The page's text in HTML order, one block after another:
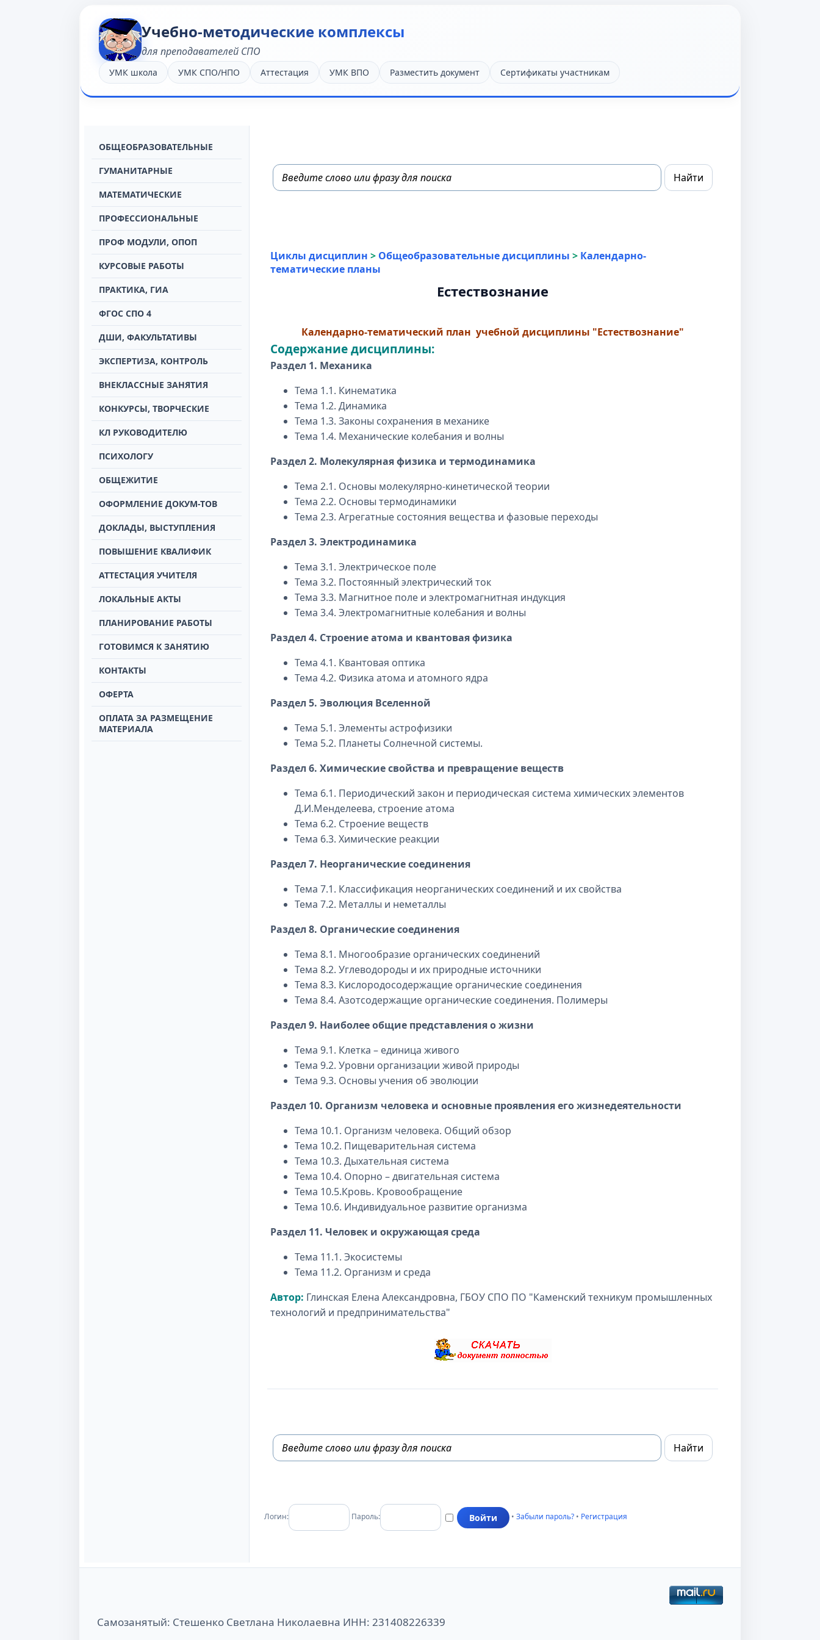
Учебно-методические комплексы
для преподавателей СПО
УМК школа УМК СПО/НПО Аттестация УМК ВПО Разместить документ Сертификаты участникам
OБЩЕОБРАЗОВАТЕЛЬНЫЕ
ГУМАНИТАРНЫЕ
МАТЕМАТИЧЕСКИЕ
ПРОФЕССИОНАЛЬНЫЕ
ПРОФ МОДУЛИ, ОПОП
КУРСОВЫЕ РАБОТЫ
ПРАКТИКА, ГИА
ФГОС СПО 4
ДШИ, ФАКУЛЬТАТИВЫ
ЭКСПЕРТИЗА, КОНТРОЛЬ
ВНЕКЛАССНЫЕ ЗАНЯТИЯ
КОНКУРСЫ, ТВОРЧЕСКИЕ
КЛ РУКОВОДИТЕЛЮ
ПСИХОЛОГУ
ОБЩЕЖИТИЕ
ОФОРМЛЕНИЕ ДОКУМ-ТОВ
ДОКЛАДЫ, ВЫСТУПЛЕНИЯ
ПОВЫШЕНИЕ КВАЛИФИК
АТТЕСТАЦИЯ УЧИТЕЛЯ
ЛОКАЛЬНЫЕ АКТЫ
ПЛАНИРОВАНИЕ РАБОТЫ
ГОТОВИМСЯ К ЗАНЯТИЮ
КОНТАКТЫ
ОФЕРТА
ОПЛАТА ЗА РАЗМЕЩЕНИЕ
МАТЕРИАЛА
Циклы дисциплин > Общеобразовательные дисциплины > Календарно-
тематические планы
Естествознание
Календарно-тематический план учебной дисциплины "Естествознание"
Содержание дисциплины:
Раздел 1. Механика
Тема 1.1. Кинематика
Тема 1.2. Динамика
Тема 1.3. Законы сохранения в механике
Тема 1.4. Механические колебания и волны
Раздел 2. Молекулярная физика и термодинамика
Тема 2.1. Основы молекулярно-кинетической теории
Тема 2.2. Основы термодинамики
Тема 2.3. Агрегатные состояния вещества и фазовые переходы
Раздел 3. Электродинамика
Тема 3.1. Электрическое поле
Тема 3.2. Постоянный электрический ток
Тема 3.3. Магнитное поле и электромагнитная индукция
Тема 3.4. Электромагнитные колебания и волны
Раздел 4. Строение атома и квантовая физика
Тема 4.1. Квантовая оптика
Тема 4.2. Физика атома и атомного ядра
Раздел 5. Эволюция Вселенной
Тема 5.1. Элементы астрофизики
Тема 5.2. Планеты Солнечной системы.
Раздел 6. Химические свойства и превращение веществ
Тема 6.1. Периодический закон и периодическая система химических элементов
Д.И.Менделеева, строение атома
Тема 6.2. Строение веществ
Тема 6.3. Химические реакции
Раздел 7. Неорганические соединения
Тема 7.1. Классификация неорганических соединений и их свойства
Тема 7.2. Металлы и неметаллы
Раздел 8. Органические соединения
Тема 8.1. Многообразие органических соединений
Тема 8.2. Углеводороды и их природные источники
Тема 8.3. Кислородосодержащие органические соединения
Тема 8.4. Азотсодержащие органические соединения. Полимеры
Раздел 9. Наиболее общие представления о жизни
Тема 9.1. Клетка – единица живого
Тема 9.2. Уровни организации живой природы
Тема 9.3. Основы учения об эволюции
Раздел 10. Организм человека и основные проявления его жизнедеятельности
Тема 10.1. Организм человека. Общий обзор
Тема 10.2. Пищеварительная система
Тема 10.3. Дыхательная система
Тема 10.4. Опорно – двигательная система
Тема 10.5.Кровь. Кровообращение
Тема 10.6. Индивидуальное развитие организма
Раздел 11. Человек и окружающая среда
Тема 11.1. Экосистемы
Тема 11.2. Организм и среда
Автор: Глинская Елена Александровна, ГБОУ СПО ПО "Каменский техникум промышленных
технологий и предпринимательства"
Логин: Пароль: • Забыли пароль? • Регистрация
Самозанятый: Стешенко Светлана Николаевна ИНН: 231408226339